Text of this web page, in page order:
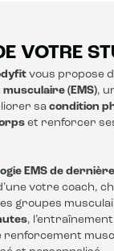
VOTRE
vous propose
(EMS),
sa condition
et renforcer
EMS de
votre coach,
groupes
,
renforcement